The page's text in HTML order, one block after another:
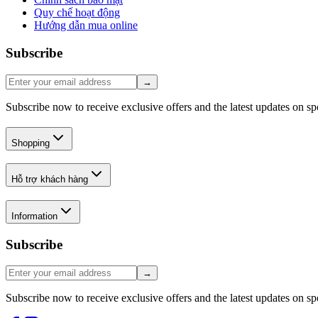
Quy chế hoạt động
Hướng dẫn mua online
Subscribe
→
Subscribe now to receive exclusive offers and the latest updates on
Shopping
Hỗ trợ khách hàng
Information
Subscribe
→
Subscribe now to receive exclusive offers and the latest updates on